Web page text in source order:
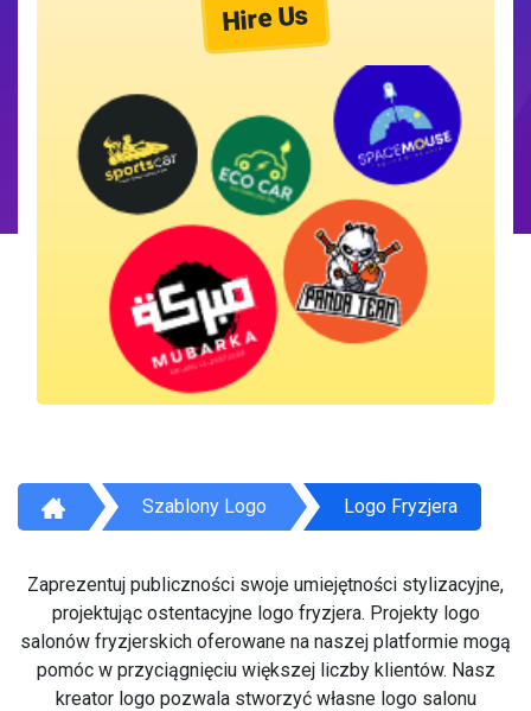
Hire Us
Szablony Logo Logo Fryzjera
Zaprezentuj publiczności swoje umiejętności stylizacyjne,
projektując ostentacyjne logo fryzjera. Projekty logo
salonów fryzjerskich oferowane na naszej platformie mogą
pomóc w przyciągnięciu większej liczby klientów. Nasz
kreator logo pozwala stworzyć własne logo salonu